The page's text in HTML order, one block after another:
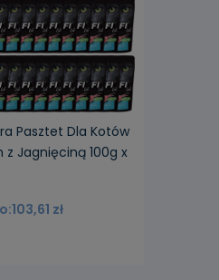
Pasztet Dla Kotów
Jagnięciną 100g x
103,61 zł